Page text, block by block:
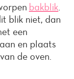
bakblik
blik niet, dan
een
en plaats
de oven.